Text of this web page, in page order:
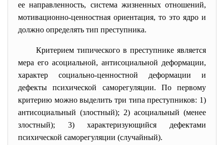
еенаправленность, система жизненных отношений,
мотивационно-ценностная ориентация, то это ядро и
должно определять тип преступника.
Критерием типического в преступникеявляется
мера его асоциальной, антисоциальной деформации,
характер социально-ценностной деформации и
дефекты психической саморегуляции. По первому
критерию можновыделить три типа преступников: 1)
антисоциальный (злостный); 2) асоциальный (менее
злостный); 3) характеризующийся дефектами
психической саморегуляции (случайный).